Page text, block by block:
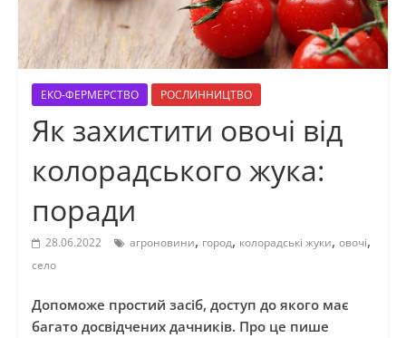
ЕКО-ФЕРМЕРСТВО РОСЛИННИЦТВО
Як захистити овочі від
колорадського жука:
поради
28.06.2022 агроновини, город, колорадські жуки, овочі,
село
Допоможе простий засіб, доступ до якого має
багато досвідчених дачників. Про це пише